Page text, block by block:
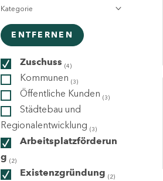
Kategorie
ENTFERNEN
Zuschuss (4)
Kommunen (3)
Öffentliche Kunden (3)
Städtebau und
Regionalentwicklung (3)
Arbeitsplatzförderun
g (2)
Existenzgründung (2)